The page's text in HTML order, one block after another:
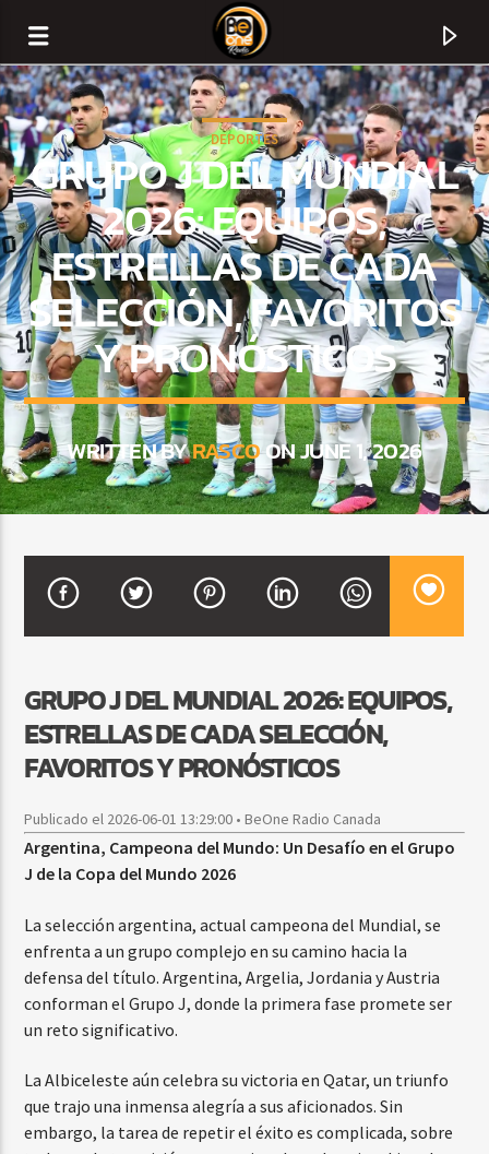
CURRENT TRACK
TITLE
ARTIST
CURRENT SHOW
BALADAS Y VALLENATO
3:00 PM 5:00 PM
Beone Radio
DEPORTES
GRUPO J DEL MUNDIAL
2026: EQUIPOS,
ESTRELLAS DE CADA
SELECCIÓN, FAVORITOS
Y PRONÓSTICOS
WRITTEN BYRASCOON JUNE 1, 2026
GRUPO J DEL MUNDIAL 2026: EQUIPOS,
ESTRELLAS DE CADA SELECCIÓN,
FAVORITOS Y PRONÓSTICOS
Publicado el 2026-06-01 13:29:00 • BeOne Radio Canada
Argentina, Campeona del Mundo: Un Desafío en el Grupo
J de la Copa del Mundo 2026
La selección argentina, actual campeona del Mundial, se
enfrenta a un grupo complejo en su camino hacia la
defensa del título. Argentina, Argelia, Jordania y Austria
conforman el Grupo J, donde la primera fase promete ser
un reto significativo.
La Albiceleste aún celebra su victoria en Qatar, un triunfo
que trajo una inmensa alegría a sus aficionados. Sin
embargo, la tarea de repetir el éxito es complicada, sobre